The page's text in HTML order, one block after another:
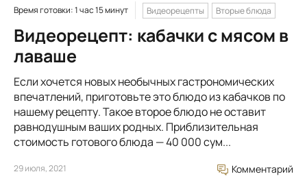
Время готовки: 1 час 15 минут Видеорецепты Вторые блюда
Видеорецепт: кабачки с мясом в
лаваше
Если хочется новых необычных гастрономических
впечатлений, приготовьте это блюдо из кабачков по
нашему рецепту. Такое второе блюдо не оставит
равнодушным ваших родных. Приблизительная
стоимость готового блюда — 40 000 сум...
29 июля, 2021 Комментарий